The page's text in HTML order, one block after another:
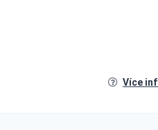
Více